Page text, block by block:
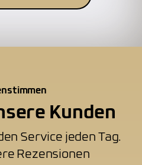
Kunden
Service jeden Tag.
Rezensionen